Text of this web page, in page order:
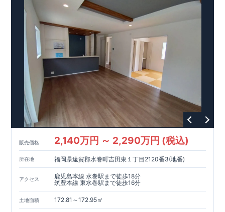
販売価格 2,140万円 ～ 2,290万円 (税込)
所在地 福岡県遠賀郡水巻町吉田東１丁目2120番3(地番)
アクセス
鹿児島本線 水巻駅まで徒歩18分
筑豊本線 東水巻駅まで徒歩16分
土地面積 172.81～172.95㎡